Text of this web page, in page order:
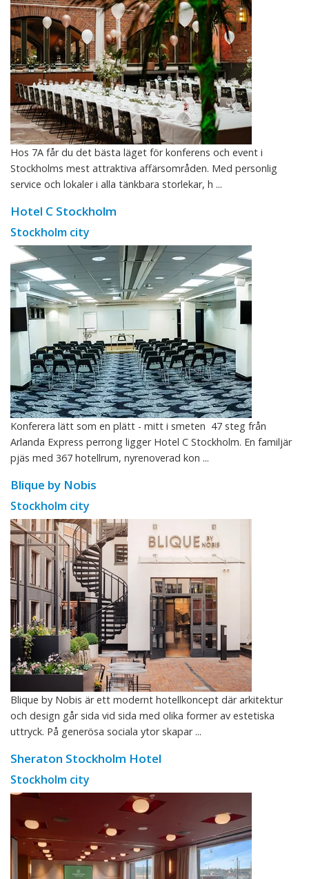
Hos 7A får du det bästa läget för konferens och event i
Stockholms mest attraktiva affärsområden. Med personlig
service och lokaler i alla tänkbara storlekar, h ...
Hotel C Stockholm
Stockholm city
Konferera lätt som en plätt - mitt i smeten 47 steg från
Arlanda Express perrong ligger Hotel C Stockholm. En familjär
pjäs med 367 hotellrum, nyrenoverad kon ...
Blique by Nobis
Stockholm city
Blique by Nobis är ett modernt hotellkoncept där arkitektur
och design går sida vid sida med olika former av estetiska
uttryck. På generösa sociala ytor skapar ...
Sheraton Stockholm Hotel
Stockholm city